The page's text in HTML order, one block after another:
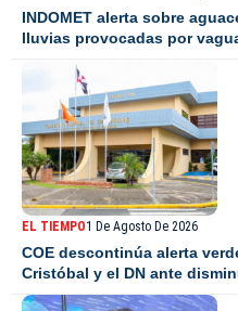
INDOMET alerta sobre
lluvias provocadas por
EL TIEMPO1 De Agosto De 2026
COE descontinúa alerta
Cristóbal y el DN ante